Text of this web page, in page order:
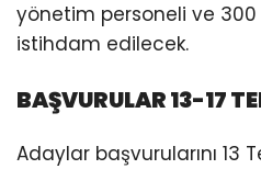
yönetim personeli ve 300
istihdam edilecek.
BAŞVURULAR 13-17
Adaylar başvurularını 13